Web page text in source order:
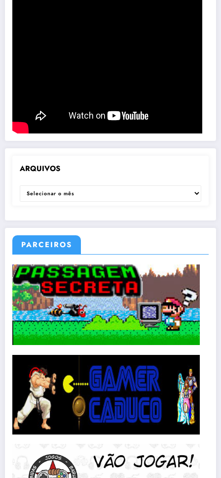
ARQUIVOS
ARQUIVOS
PARCEIROS